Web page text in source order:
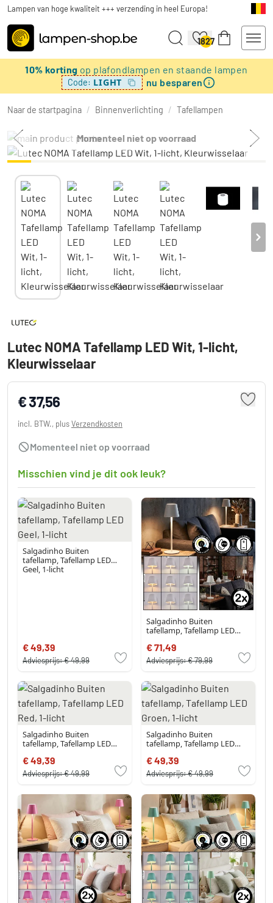
Lampen van hoge kwaliteit +++ verzending in heel Europa!
1827
10% korting op plafondlampen en staande lampen
Code: LIGHT nu besparen
Naar de startpagina / Binnenverlichting / Tafellampen
Momenteel niet op voorraad
Lutec NOMA Tafellamp LED Wit, 1-licht,
Kleurwisselaar
€ 37,56
incl. BTW., plusVerzendkosten
Momenteel niet op voorraad
Misschien vind je dit ook leuk?
Salgadinho Buiten
tafellamp, Tafellamp LED
Geel, 1-licht
€ 49,39
Adviesprijs:€ 49,99
Salgadinho Buiten
tafellamp, Tafellamp LED
€ 71,49
Adviesprijs:€ 79,99
Salgadinho Buiten
tafellamp, Tafellamp LED
€ 49,39
Adviesprijs:€ 49,99
Salgadinho Buiten
tafellamp, Tafellamp LED
€ 49,39
Adviesprijs:€ 49,99